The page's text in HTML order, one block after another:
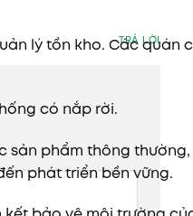
lý tồn kho. Các
có nắp rời.
sản phẩm thông
phát triển bền vững.
TRẢ LỜI